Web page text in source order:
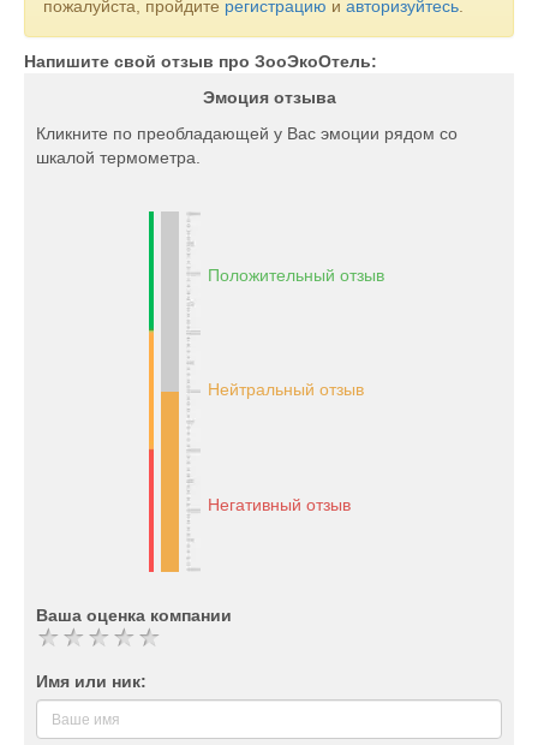
безопасности.
пожалуйста, пройдите регистрацию и авторизуйтесь
Напишите свой отзыв про ЗооЭкоОтель:
Эмоция отзыва
Кликните по преобладающей у Вас эмоции рядом со
шкалой термометра.
Положительный отзыв
Нейтральный отзыв
Негативный отзыв
Ваша оценка компании
Имя или ник: